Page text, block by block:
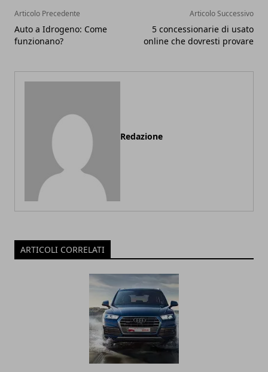
Articolo Precedente
Auto a Idrogeno: Come
funzionano?
Articolo Successivo
5 concessionarie di usato
online che dovresti provare
Redazione
ARTICOLI CORRELATI